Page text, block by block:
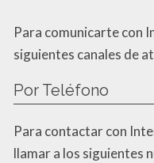
Para comunicarte con
siguientes canales de
Por Teléfono
Para contactar con
llamar a los siguientes